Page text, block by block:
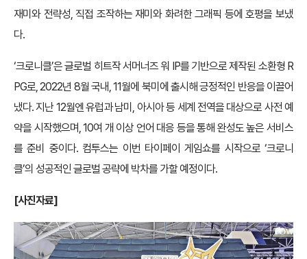
재미와 전략성, 직접 조작하는 재미와 화려한 그래픽 등에 호평을 보냈
다.
‘크로니클’은 글로벌 히트작 서머너즈 워 IP를 기반으로 제작된 소환형 R
PG로, 2022년 8월 국내, 11월에 북미에 출시해 긍정적인 반응을 이끌어
냈다. 지난 12월엔 유럽과 남미, 아시아 등 세계 전역을 대상으로 사전 예
약을 시작했으며, 10여 개 이상 언어 대응 등을 통해 완성도 높은 서비스
를 준비 중이다. 컴투스는 이번 타이페이 게임쇼를 시작으로 ‘크로니
클’의 성공적인 글로벌 공략에 박차를 가할 예정이다.
[사진자료]